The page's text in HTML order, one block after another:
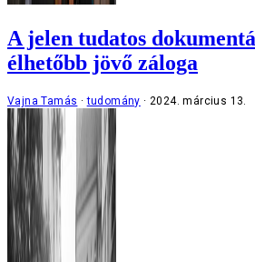
A jelen tudatos
élhetőbb jövő záloga
Vajna Tamás tudomány 2024. március 13.